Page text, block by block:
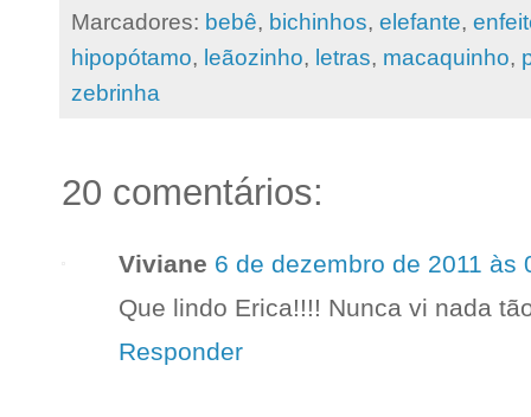
Marcadores: bebê, bichinhos, elefante,
hipopótamo, leãozinho, letras, macaquinho,
zebrinha
20 comentários:
Viviane 6 de dezembro de 2011 às
Que lindo Erica!!!! Nunca vi nada
Responder